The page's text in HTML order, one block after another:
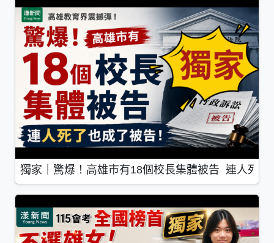
獨家｜驚爆！高雄市有18個校長集體被告 連人死了